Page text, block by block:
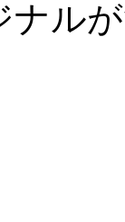
ナル